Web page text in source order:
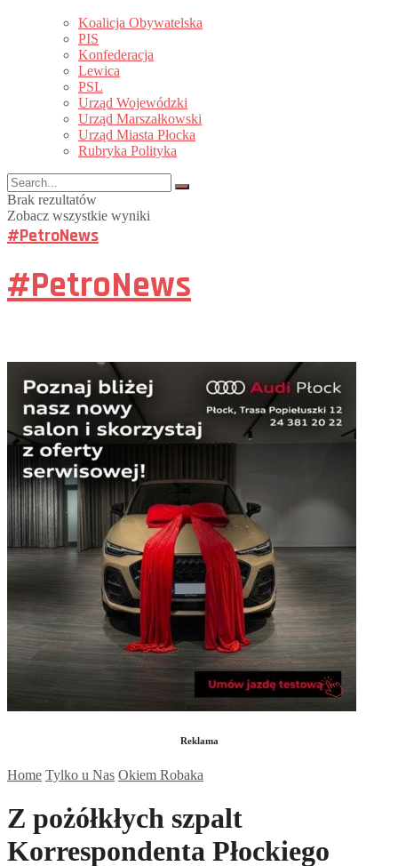
Koalicja Obywatelska
PIS
Konfederacja
Lewica
PSL
Urząd Wojewódzki
Urząd Marszałkowski
Urząd Miasta Płocka
Rubryka Polityka
Brak rezultatów
Zobacz wszystkie wyniki
#PetroNews
#PetroNews
Reklama
Home Tylko u Nas Okiem Robaka
Z pożółkłych szpalt
Korrespondenta Płockiego